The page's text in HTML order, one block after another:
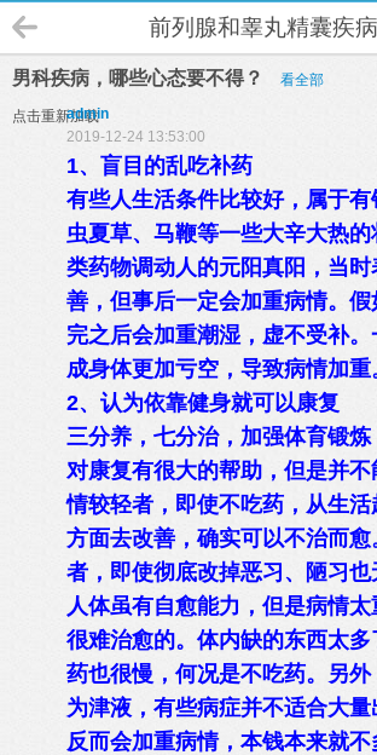
前列腺和睾丸精囊疾病
男科疾病，哪些心态要不得？ 看全部
点击重新加载
admin
2019-12-24 13:53:00
1、盲目的乱吃补药
有些人生活条件比较好，属于
虫夏草、马鞭等一些大辛大热
类药物调动人的元阳真阳，当
善，但事后一定会加重病情。
完之后会加重潮湿，虚不受补
成身体更加亏空，导致病情加重
2、认为依靠健身就可以康复
三分养，七分治，加强体育锻
对康复有很大的帮助，但是并
情较轻者，即使不吃药，从生
方面去改善，确实可以不治而
者，即使彻底改掉恶习、陋习也
人体虽有自愈能力，但是病情
很难治愈的。体内缺的东西太
药也很慢，何况是不吃药。另
为津液，有些病症并不适合大
反而会加重病情，本钱本来就